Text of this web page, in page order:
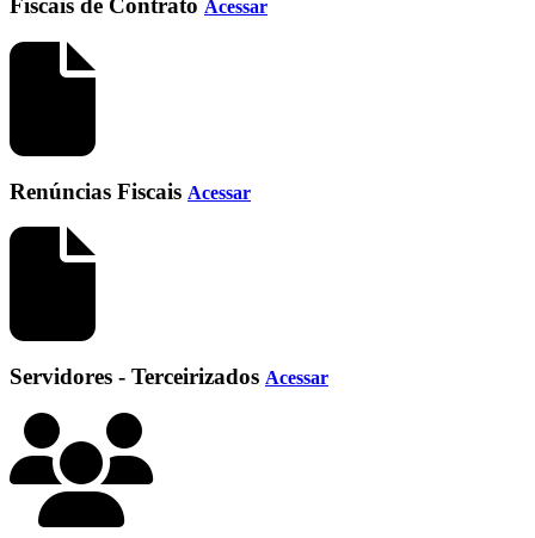
Fiscais de Contrato Acessar
Renúncias Fiscais Acessar
Servidores - Terceirizados Acessar